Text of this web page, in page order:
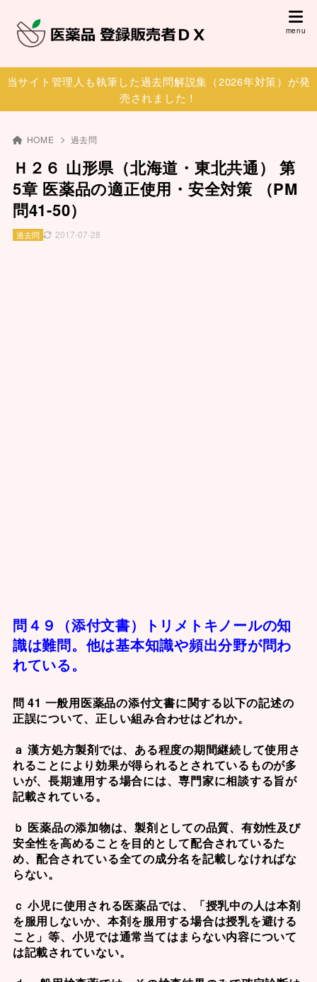
当サイト管理人も執筆した過去問解説集（2026年対策）が発
売されました！
HOME 過去問
Ｈ２６ 山形県（北海道・東北共通） 第
5章 医薬品の適正使用・安全対策 （PM
問41-50）
2017-07-28
過去問
問４９（添付文書）トリメトキノールの知
識は難問。他は基本知識や頻出分野が問わ
れている。
問 41 一般用医薬品の添付文書に関する以下の記述の
正誤について、正しい組み合わせはどれか。
ａ 漢方処方製剤では、ある程度の期間継続して使用さ
れることにより効果が得られるとされているものが多
いが、長期連用する場合には、専門家に相談する旨が
記載されている。
ｂ 医薬品の添加物は、製剤としての品質、有効性及び
安全性を高めることを目的として配合されているた
め、配合されている全ての成分名を記載しなければな
らない。
ｃ 小児に使用される医薬品では、「授乳中の人は本剤
を服用しないか、本剤を服用する場合は授乳を避ける
こと」等、小児では通常当てはまらない内容について
は記載されていない。